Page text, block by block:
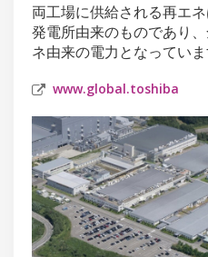
両工場に供給される再エ
発電所由来のものであり
ネ由来の電力となっていま
www.global.toshiba